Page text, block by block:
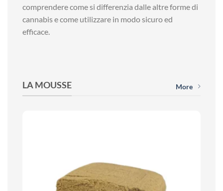
comprendere come si differenzia dalle altre forme di
cannabis e come utilizzare in modo sicuro ed
efficace.
LA MOUSSE More